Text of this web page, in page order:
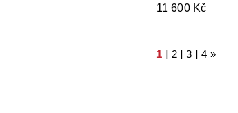
11 600 Kč
1 | 2 |3 |4 »